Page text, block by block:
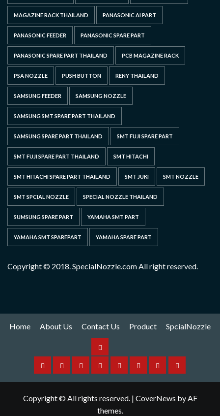
MAGAZINE RACK THAILAND PANASONIC AI PART
PANASONIC FEEDER PANASONIC SPARE PART
PANASONIC SPARE PART THAILAND PCB MAGAZINE RACK
PSA NOZZLE PUSH BUTTON RENY THAILAND
SAMSUNG FEEDER SAMSUNG NOZZLE
SAMSUNG SMT SPARE PART THAILAND
SAMSUNG SPARE PART THAILAND SMT FUJI SPARE PART
SMT FUJI SPARE PART THAILAND SMT HITACHI
SMT HITACHI SPARE PART THAILAND SMT JUKI SMT NOZZLE
SMT SPCIAL NOZZLE SPECIAL NOZZLE THAILAND
SUMSUNG SPARE PART YAMAHA SMT PART
YAMAHA SMT SPAREPART YAMAHA SPARE PART
Copyright © 2018. SpecialNozzle.com All right reserved.
Home About Us Contact Us Product SpcialNozzle
HomeAboutContact
Product
SpareYamaha
I
HitachiSpcialNozzle
Copyright © All rights reserved. | CoverNews by AF
themes.